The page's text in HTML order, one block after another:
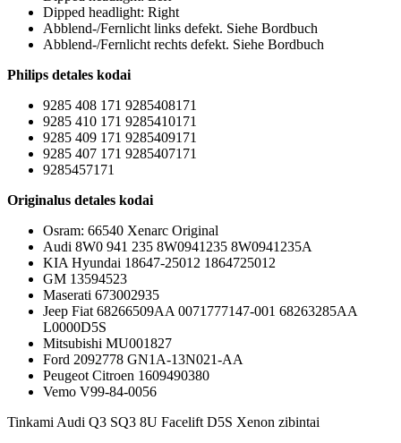
Dipped headlight: Right
Abblend-/Fernlicht links defekt. Siehe Bordbuch
Abblend-/Fernlicht rechts defekt. Siehe Bordbuch
Philips detales kodai
9285 408 171 9285408171
9285 410 171 9285410171
9285 409 171 9285409171
9285 407 171 9285407171
9285457171
Originalus detales kodai
Osram: 66540 Xenarc Original
Audi 8W0 941 235 8W0941235 8W0941235A
KIA Hyundai 18647-25012 1864725012
GM 13594523
Maserati 673002935
Jeep Fiat 68266509AA 0071777147-001 68263285AA
L0000D5S
Mitsubishi MU001827
Ford 2092778 GN1A-13N021-AA
Peugeot Citroen 1609490380
Vemo V99-84-0056
Tinkami Audi Q3 SQ3 8U Facelift D5S Xenon zibintai